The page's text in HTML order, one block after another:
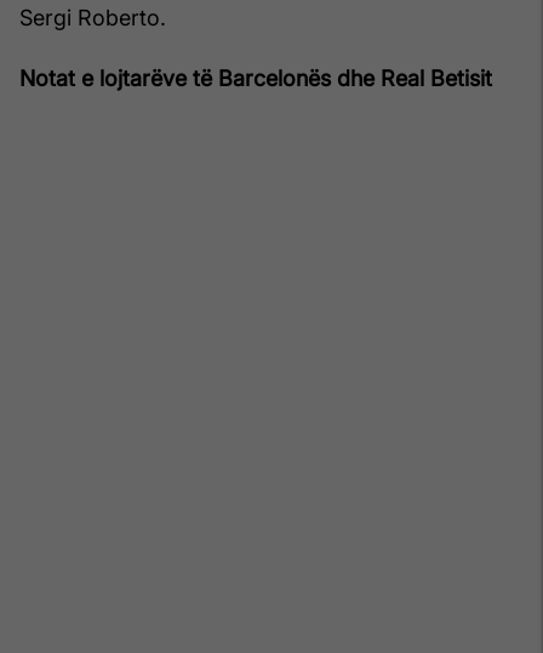
Sergi Roberto.
Notat e lojtarëve të Barcelonës dhe Real Betisit